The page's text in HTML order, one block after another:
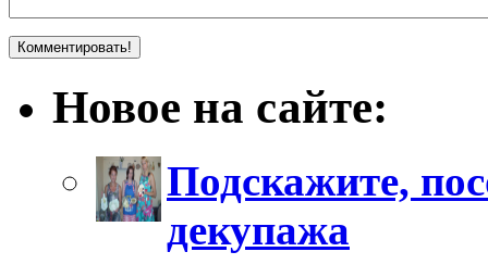
Новое на сайте:
Подскажите,
декупажа